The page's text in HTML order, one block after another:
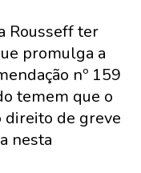
Rousseff ter
promulga a
nº 159
temem que o
direito de greve
nesta